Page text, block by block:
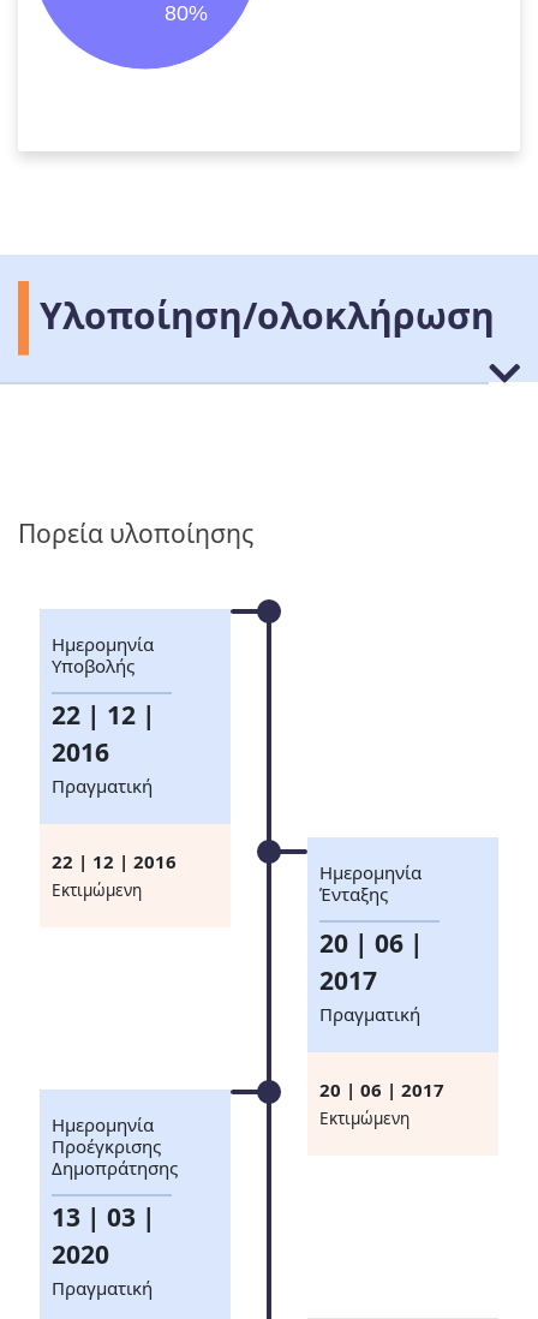
80%
Υλοποίηση/ολοκλήρωση
Πορεία υλοποίησης
Ημερομηνία
Υποβολής
22 | 12 |
2016
Πραγματική
22 | 12 | 2016
Eκτιμώμενη
Ημερομηνία
Ένταξης
20 | 06 |
2017
Πραγματική
20 | 06 | 2017
Eκτιμώμενη
Ημερομηνία
Προέγκρισης
Δημοπράτησης
13 | 03 |
2020
Πραγματική